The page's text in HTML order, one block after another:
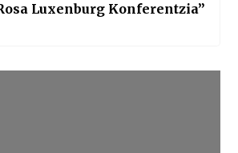
Luxenburg Konferentzia”